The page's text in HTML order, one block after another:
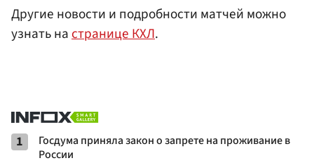
Другие новости и подробности матчей можно
узнать настранице КХЛ.
1
Госдума приняла закон о запрете на проживание в
России